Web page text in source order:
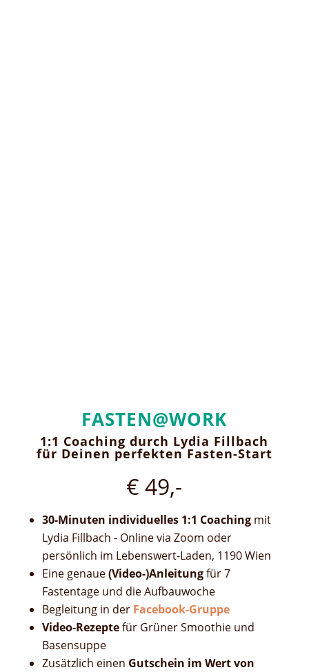
FASTEN@WORK
1:1 Coaching durch Lydia Fillbach
für Deinen perfekten Fasten-Start
€ 49,-
30-Minuten individuelles 1:1 Coachingmit
Lydia Fillbach - Online via Zoom oder
persönlich im Lebenswert-Laden, 1190 Wien
Eine genaue(Video-)Anleitungfür 7
Fastentage und die Aufbauwoche
Begleitung in der Facebook-Gruppe
Video-Rezeptefür Grüner Smoothie und
Basensuppe
Zusätzlich einen Gutschein im Wert von